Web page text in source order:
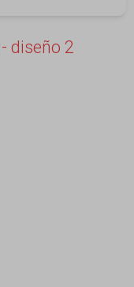
diseño 2